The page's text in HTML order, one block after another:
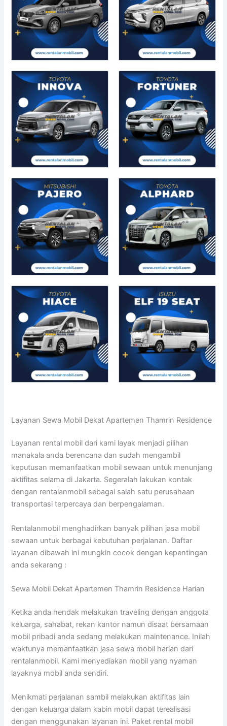
Layanan Sewa Mobil Dekat Apartemen Thamrin Residence
Layanan rental mobil dari kami layak menjadi pilihan
manakala anda berencana dan sudah mengambil
keputusan memanfaatkan mobil sewaan untuk menunjang
aktifitas selama di Jakarta. Segeralah lakukan kontak
dengan rentalanmobil sebagai salah satu perusahaan
transportasi terpercaya dan berpengalaman.
Rentalanmobil menghadirkan banyak pilihan jasa mobil
sewaan untuk berbagai kebutuhan perjalanan. Daftar
layanan dibawah ini mungkin cocok dengan kepentingan
anda sekarang :
Sewa Mobil Dekat Apartemen Thamrin Residence Harian
Ketika anda hendak melakukan traveling dengan anggota
keluarga, sahabat, rekan kantor namun disaat bersamaan
mobil pribadi anda sedang melakukan maintenance. Inilah
waktunya memanfaatkan jasa sewa mobil harian dari
rentalanmobil. Kami menyediakan mobil yang nyaman
layaknya mobil anda sendiri.
Menikmati perjalanan sambil melakukan aktifitas lain
dengan keluarga dalam kabin mobil dapat terealisasi
dengan menggunakan layanan ini. Paket rental mobil